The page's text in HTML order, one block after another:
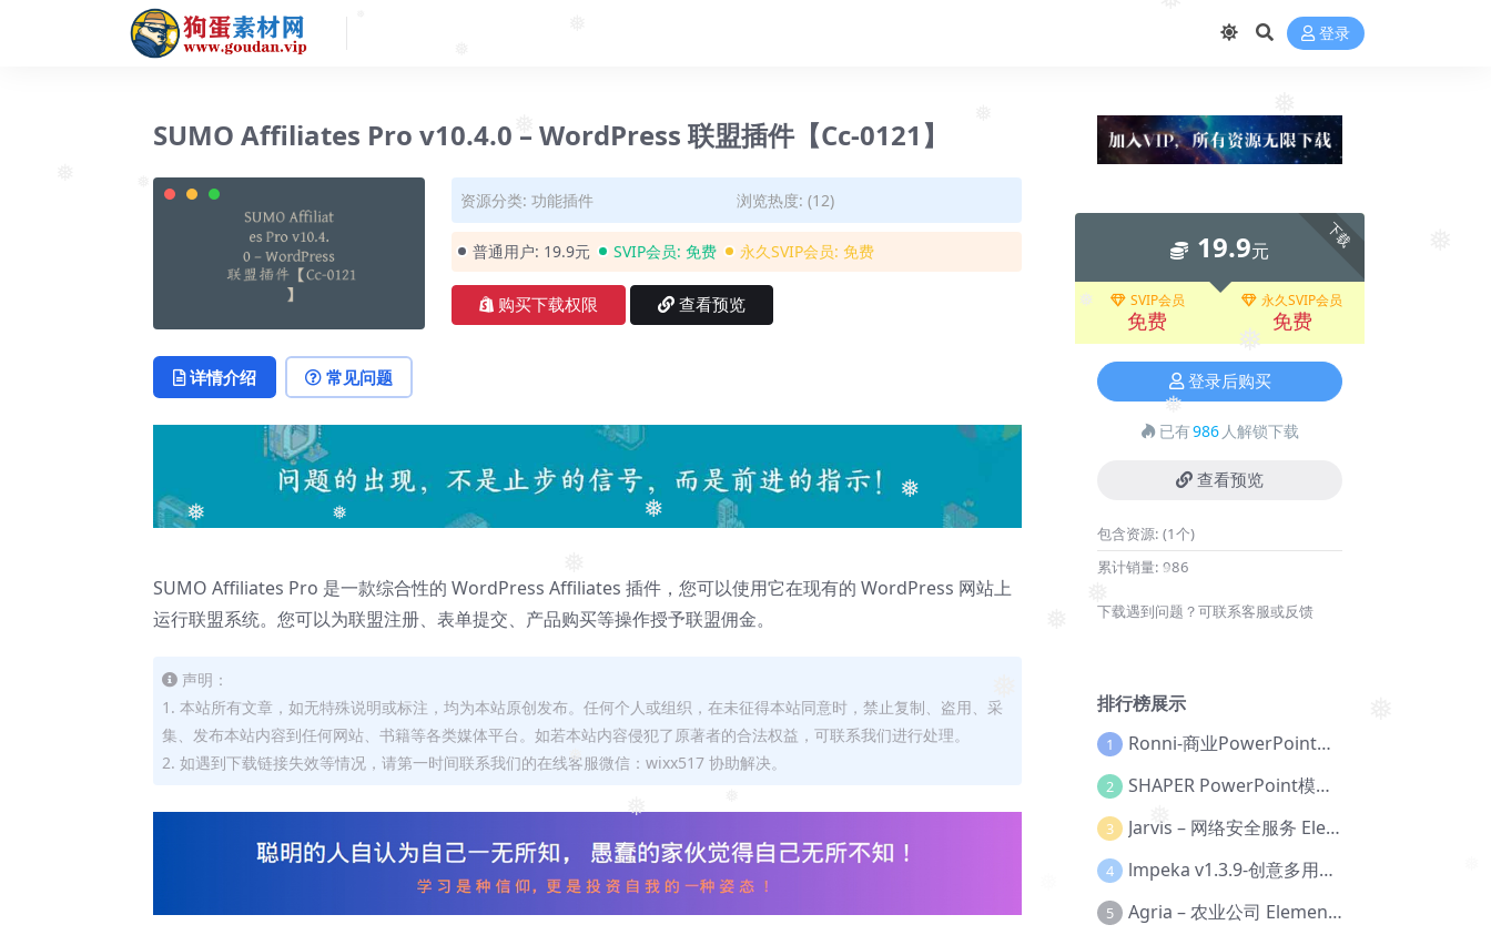
❅
❅
❅
❅
❅
❅
❅
❅
❅
❅
❅
❅
❅
❅
登录
SUMO Affiliates Pro v10.4.0 – WordPress 联盟插件【Cc-0121】
资源分类: 功能插件 浏览热度: (12)
普通用户: 19.9元 SVIP会员: 免费 永久SVIP会员: 免费
购买下载权限 查看预览
详情介绍 常见问题
SUMO Affiliates Pro 是一款综合性的 WordPress Affiliates 插件，您可以使用它在现有的 WordPress 网站上
运行联盟系统。您可以为联盟注册、表单提交、产品购买等操作授予联盟佣金。
声明：
1. 本站所有文章，如无特殊说明或标注，均为本站原创发布。任何个人或组织，在未征得本站同意时，禁止复制、盗用、采
集、发布本站内容到任何网站、书籍等各类媒体平台。如若本站内容侵犯了原著者的合法权益，可联系我们进行处理。
2. 如遇到下载链接失效等情况，请第一时间联系我们的在线客服微信：wixx517 协助解决。
下载
19.9元
SVIP会员
免费
永久SVIP会员
免费
登录后购买
已有986 人解锁下载
查看预览
包含资源: (1个)
累计销量: 986
下载遇到问题？可联系客服或反馈
排行榜展示
1 Ronni-商业PowerPoint模板【Dc-0077】
2 SHAPER PowerPoint模板【Dc-0184】
3 Jarvis – 网络安全服务 Elementor 模板套件【Aa-0035】
4 lmpeka v1.3.9-创意多用途 WordPress 主题【Be-0064】
5 Agria – 农业公司 Elementor Pro 模板套件【Aa-0003】